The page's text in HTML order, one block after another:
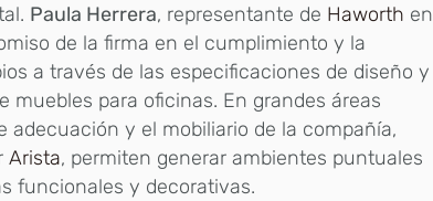
Paula Herrera, representante de Haworth en
de la firma en el cumplimiento y la
a través de las especificaciones de diseño y
muebles para oficinas. En grandes áreas
adecuación y el mobiliario de la compañía,
Arista, permiten generar ambientes puntuales
funcionales y decorativas.